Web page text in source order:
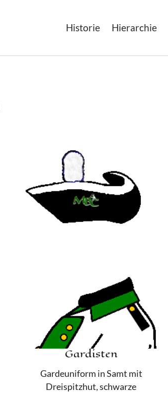
Historie Hierarchie
Gardisten
Gardeuniform in Samt mit
Dreispitzhut, schwarze